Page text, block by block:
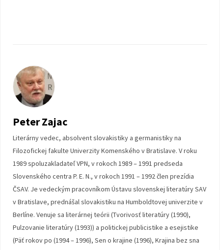
Peter Zajac
Literárny vedec, absolvent slovakistiky a germanistiky na
Filozofickej fakulte Univerzity Komenského v Bratislave. V roku
1989 spoluzakladateľ VPN, v rokoch 1989 – 1991 predseda
Slovenského centra P. E. N., v rokoch 1991 – 1992 člen prezídia
ČSAV. Je vedeckým pracovníkom Ústavu slovenskej literatúry SAV
v Bratislave, prednášal slovakistiku na Humboldtovej univerzite v
Berlíne. Venuje sa literárnej teórii (Tvorivosť literatúry (1990),
Pulzovanie literatúry (1993)) a politickej publicistike a esejistike
(Päť rokov po (1994 – 1996), Sen o krajine (1996), Krajina bez sna